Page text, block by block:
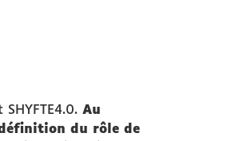
Au
du rôle de